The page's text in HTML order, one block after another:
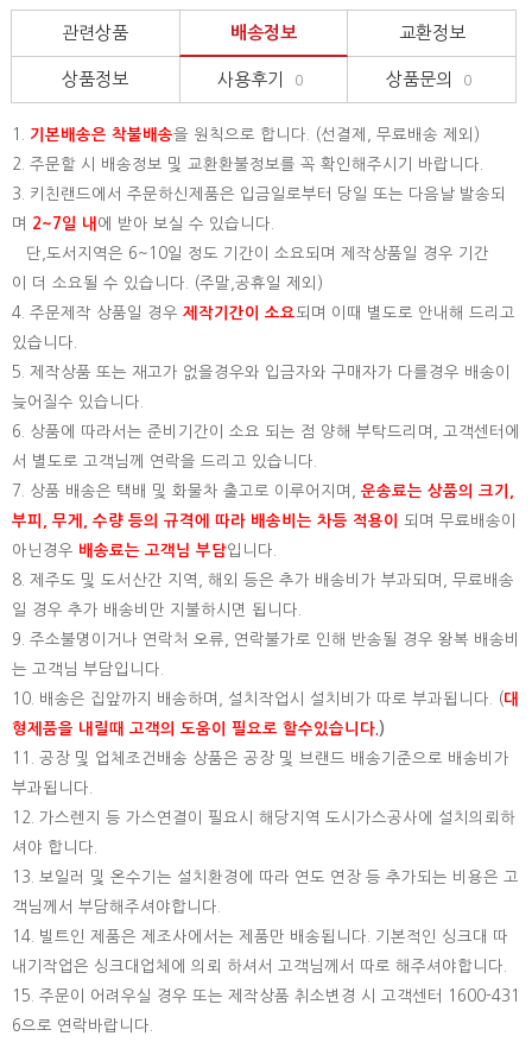
관련상품 배송정보 교환정보
상품정보 사용후기 0 상품문의 0
1. 기본배송은 착불배송을 원칙으로 합니다. (선결제, 무료배송 제외)
2. 주문할 시 배송정보 및 교환환불정보를 꼭 확인해주시기 바랍니다.
3. 키친랜드에서 주문하신제품은 입금일로부터 당일 또는 다음날 발송되
며
2~7일 내 에 받아 보실 수 있습니다.
단,도서지역은 6~10일 정도 기간이 소요되며 제작상품일 경우 기간
이 더 소요될 수 있습니다. (주말,공휴일 제외)
4. 주문제작 상품일 경우 제작기간이 소요되며 이때 별도로 안내해 드리고
있습니다.
5. 제작상품 또는 재고가 없을경우와 입금자와 구매자가 다를경우 배송이
늦어질수 있습니다.
6. 상품에 따라서는 준비기간이 소요 되는 점 양해 부탁드리며, 고객센터에
서 별도로 고객님께 연락을 드리고 있습니다.
7. 상품 배송은 택배 및 화물차 출고로 이루어지며, 운송료는 상품의 크기,
부피, 무게, 수량 등의 규격에 따라 배송비는 차등 적용이
되며 무료배송이
아닌경우 배송료는 고객님 부담입니다.
8. 제주도 및 도서산간 지역, 해외 등은 추가 배송비가 부과되며, 무료배송
일 경우 추가 배송비만 지불하시면 됩니다.
9. 주소불명이거나 연락처 오류, 연락불가로 인해 반송될 경우 왕복 배송비
는 고객님 부담입니다.
10. 배송은 집앞까지 배송하며, 설치작업시 설치비가 따로 부과됩니다. (대
형제품을 내릴때 고객의 도움이 필요로 할수있습니다. )
11. 공장 및 업체조건배송 상품은 공장 및 브랜드 배송기준으로 배송비가
부과됩니다.
12. 가스렌지 등 가스연결이 필요시 해당지역 도시가스공사에 설치의뢰하
셔야 합니다.
13. 보일러 및 온수기는 설치환경에 따라 연도 연장 등 추가되는 비용은 고
객님께서 부담해주셔야합니다.
14. 빌트인 제품은 제조사에서는 제품만 배송됩니다. 기본적인 싱크대 따
내기작업은 싱크대업체에 의뢰 하셔서 고객님께서 따로 해주셔야합니다.
15. 주문이 어려우실 경우 또는 제작상품 취소변경 시 고객센터 1600-431
6으로 연락바랍니다.